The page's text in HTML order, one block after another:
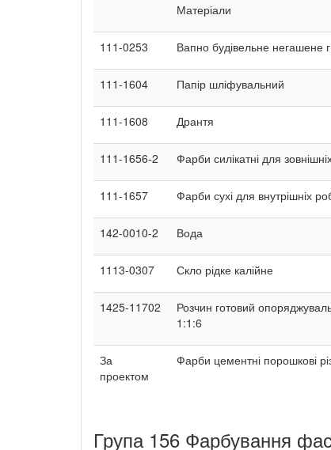
Матеріали
111-0253 Вапно будівельне негашене
111-1604 Папір шліфувальний
111-1608 Дрантя
111-1656-2 Фарби силікатні для
111-1657 Фарби сухі для внутрішніх
142-0010-2 Вода
1113-0307 Скло рідке калійне
1425-11702
Розчин готовий
1:1:6
За
проектом
Фарби цементні порошкові
Група 156 Фарбування